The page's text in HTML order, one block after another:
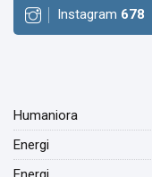
Instagram 678
Humaniora
Energi